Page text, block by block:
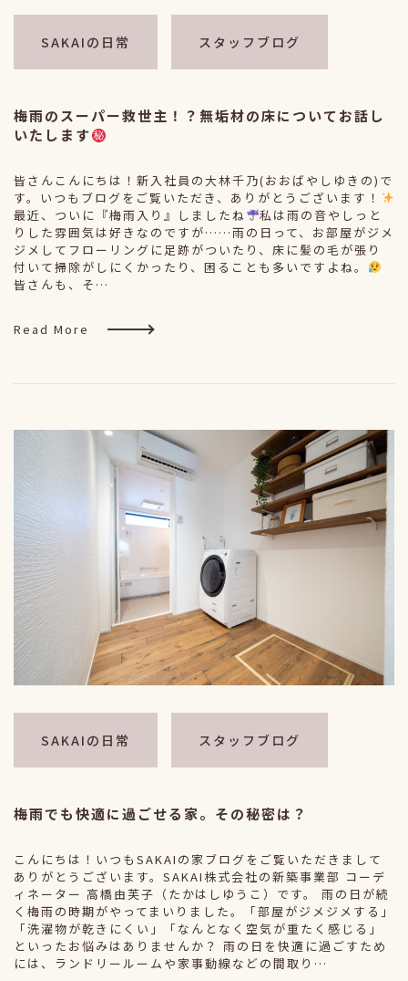
SAKAIの日常 スタッフブログ
梅雨のスーパー救世主！？無垢材の床についてお話し
いたします
皆さんこんにちは！新入社員の大林千乃(おおばやしゆきの)で
す。いつもブログをご覧いただき、ありがとうございます！
最近、ついに『梅雨入り』しましたね
私は雨の音やしっと
りした雰囲気は好きなのですが……雨の日って、お部屋がジメ
ジメしてフローリングに足跡がついたり、床に髪の毛が張り
付いて掃除がしにくかったり、困ることも多いですよね。
皆さんも、そ…
Read More
SAKAIの日常 スタッフブログ
梅雨でも快適に過ごせる家。その秘密は？
こんにちは！いつもSAKAIの家ブログをご覧いただきまして
ありがとうございます。SAKAI株式会社の新築事業部 コーデ
ィネーター 高橋由芙子（たかはしゆうこ）です。 雨の日が続
く梅雨の時期がやってまいりました。「部屋がジメジメする」
「洗濯物が乾きにくい」「なんとなく空気が重たく感じる」
といったお悩みはありませんか？ 雨の日を快適に過ごすため
には、ランドリールームや家事動線などの間取り…